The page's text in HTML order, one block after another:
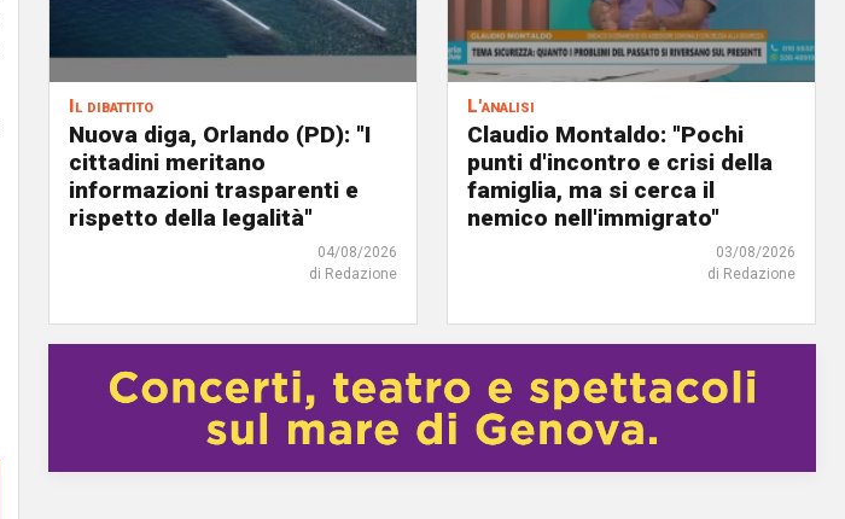
Il dibattito
Nuova diga, Orlando (PD): "I
cittadini meritano
informazioni trasparenti e
rispetto della legalità"
04/08/2026
di Redazione
L'analisi
Claudio Montaldo: "Pochi
punti d'incontro e crisi della
famiglia, ma si cerca il
nemico nell'immigrato"
03/08/2026
di Redazione